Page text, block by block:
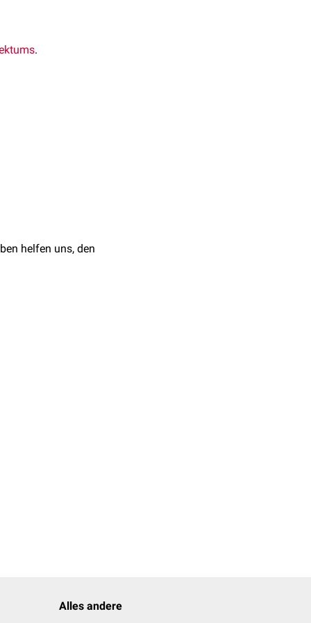
.
helfen uns, den
Alles andere